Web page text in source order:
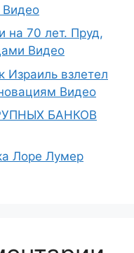
на 70 лет. Пруд,
Видео
взлетел
Видео
БАНКОВ
Лоре Лумер